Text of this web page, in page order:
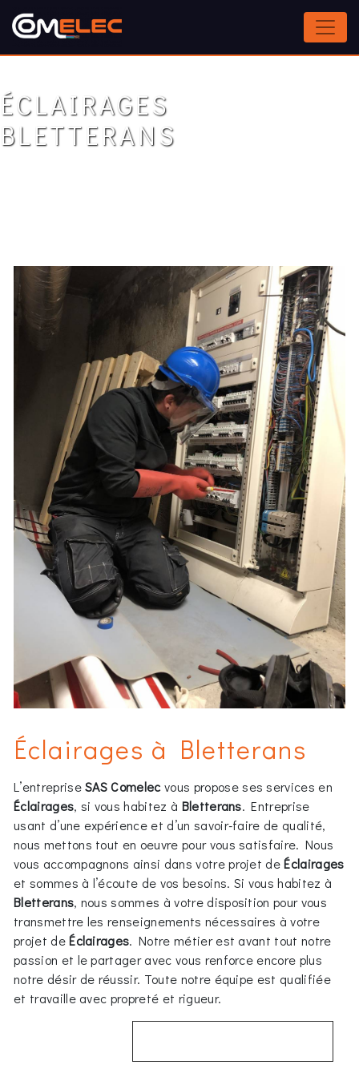
Panneau de gestion des cookies
ÉCLAIRAGES
BLETTERANS
Éclairages à Bletterans
L’entrepriseSAS Comelecvous propose ses services en
Éclairages, si vous habitez à Bletterans. Entreprise
usant d’une expérience et d’un savoir-faire de qualité,
nous mettons tout en oeuvre pour vous satisfaire. Nous
vous accompagnons ainsi dans votre projet deÉclairages
et sommes à l’écoute de vos besoins. Si vous habitez à
Bletterans, nous sommes à votre disposition pour vous
transmettre les renseignements nécessaires à votre
projet deÉclairages. Notre métier est avant tout notre
passion et le partager avec vous renforce encore plus
notre désir de réussir. Toute notre équipe est qualifiée
et travaille avec propreté et rigueur.